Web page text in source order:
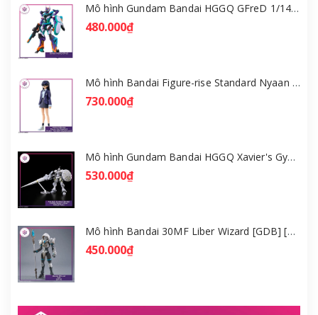
Mô hình Gundam Bandai HGGQ GFreD 1/144 [GDB] [BHG]
480.000₫
Mô hình Bandai Figure-rise Standard Nyaan - Gundam GQuuuuuuX [GDB] [FRS]
730.000₫
Mô hình Gundam Bandai HGGQ Xavier's Gyan Hakuji-Packs 1/144 [GDB] [BHG]
530.000₫
Mô hình Bandai 30MF Liber Wizard [GDB] [30MF]
450.000₫